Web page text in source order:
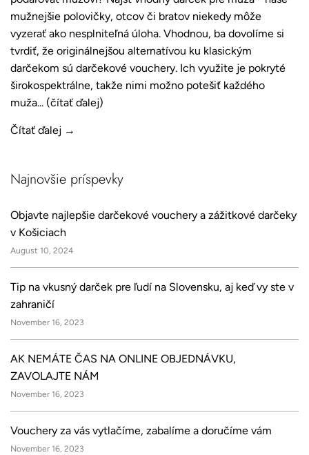
mužnejšie polovičky, otcov či bratov niekedy môže
vyzerať ako nesplniteľná úloha. Vhodnou, ba dovolíme si
tvrdiť, že originálnejšou alternatívou ku klasickým
darčekom sú darčekové vouchery. Ich využite je pokryté
širokospektrálne, takže nimi možno potešiť každého
muža... (čítať ďalej)
Čítať ďalej →
Najnovšie príspevky
Objavte najlepšie darčekové vouchery a zážitkové darčeky
v Košiciach
August 10, 2024
Tip na vkusný darček pre ľudí na Slovensku, aj keď vy ste v
zahraničí
November 16, 2023
AK NEMÁTE ČAS NA ONLINE OBJEDNÁVKU,
ZAVOLAJTE NÁM
November 16, 2023
Vouchery za vás vytlačíme, zabalíme a doručíme vám
November 16, 2023